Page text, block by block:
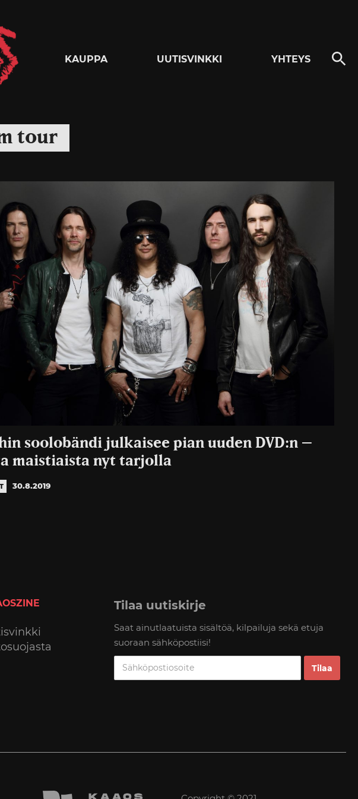
KAUPPA UUTISVINKKI YHTEYS
tour
soolobändi julkaisee pian uuden DVD:n –
maistiaista nyt tarjolla
30.8.2019
Tilaa uutiskirje
Saat ainutlaatuista sisältöä, kilpailuja sekä etuja
suoraan sähköpostiisi!